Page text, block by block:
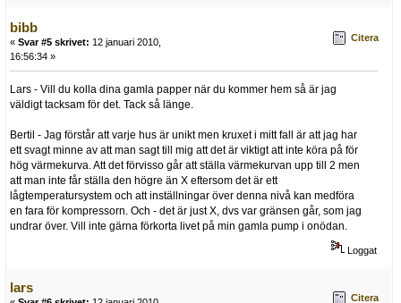
bibb
« Svar #5 skrivet: 12 januari 2010,
16:56:34 »
Citera
Lars - Vill du kolla dina gamla papper när du kommer hem så är jag
väldigt tacksam för det. Tack så länge.
Bertil - Jag förstår att varje hus är unikt men kruxet i mitt fall är att jag har
ett svagt minne av att man sagt till mig att det är viktigt att inte köra på för
hög värmekurva. Att det förvisso går att ställa värmekurvan upp till 2 men
att man inte får ställa den högre än X eftersom det är ett
lågtemperatursystem och att inställningar över denna nivå kan medföra
en fara för kompressorn. Och - det är just X, dvs var gränsen går, som jag
undrar över. Vill inte gärna förkorta livet på min gamla pump i onödan.
Loggat
lars
Citera